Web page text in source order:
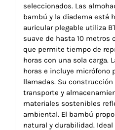
seleccionados. Las
bambú y la diadema está
auricular plegable utiliza
suave de hasta 10 metros
que permite tiempo de
horas con una sola carga.
horas e incluye micrófono
llamadas. Su
transporte y
materiales sostenibles
ambiental. El bambú
natural y durabilidad. Ideal